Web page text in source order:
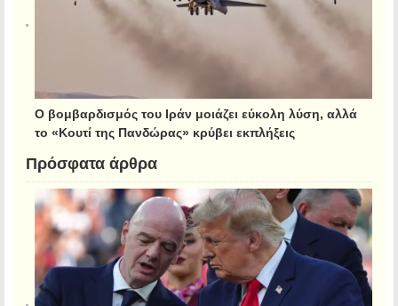
Ο βομβαρδισμός του Ιράν μοιάζει εύκολη λύση, αλλά
το «Κουτί της Πανδώρας» κρύβει εκπλήξεις
Πρόσφατα άρθρα